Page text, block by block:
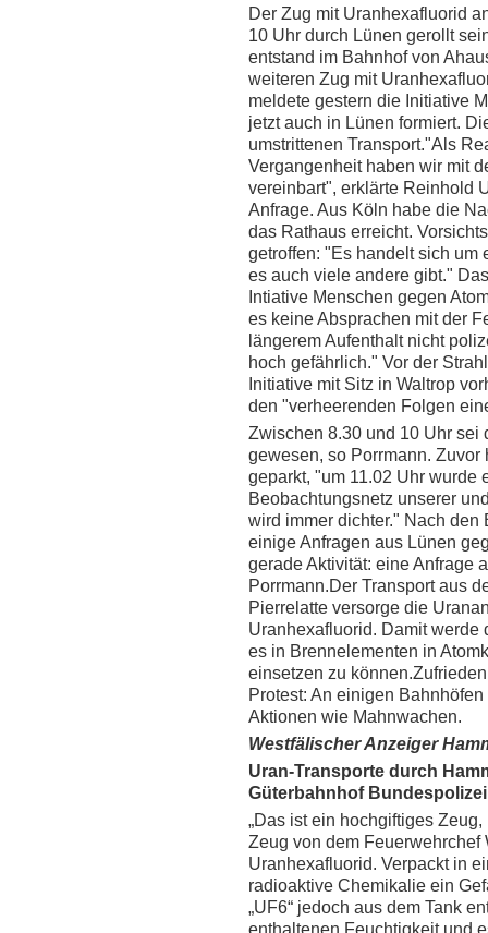
Der Zug mit Uranhexafluorid
10 Uhr durch Lünen gerollt
entstand im Bahnhof von
weiteren Zug mit
meldete gestern die Initiative
jetzt auch in Lünen formiert.
umstrittenen Transport."Als
Vergangenheit haben wir mit
vereinbart", erklärte Reinhold
Anfrage. Aus Köln habe die
das Rathaus erreicht.
getroffen: "Es handelt sich um
es auch viele andere gibt."
Intiative Menschen gegen
es keine Absprachen mit der
längerem Aufenthalt nicht
hoch gefährlich." Vor der
Initiative mit Sitz in Waltrop
den "verheerenden Folgen
Zwischen 8.30 und 10 Uhr sei
gewesen, so Porrmann. Zuvor
geparkt, "um 11.02 Uhr wurde
Beobachtungsnetz unserer
wird immer dichter." Nach
einige Anfragen aus Lünen
gerade Aktivität: eine Anfrage
Porrmann.Der Transport aus
Pierrelatte versorge die
Uranhexafluorid. Damit werde
es in Brennelementen in
einsetzen zu
Protest: An einigen
Aktionen wie Mahnwachen.
Westfälischer Anzeiger
Uran-Transporte durch
Güterbahnhof
„Das ist ein hochgiftiges
Zeug von dem
Uranhexafluorid. Verpackt in
radioaktive Chemikalie ein
„UF6“ jedoch aus dem Tank